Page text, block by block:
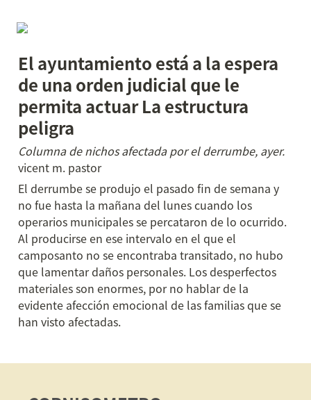
El ayuntamiento está a la espera
de una orden judicial que le
permita actuar La estructura
peligra
Columna de nichos afectada por el derrumbe, ayer.
vicent m. pastor
El derrumbe se produjo el pasado fin de semana y
no fue hasta la mañana del lunes cuando los
operarios municipales se percataron de lo ocurrido.
Al producirse en ese intervalo en el que el
camposanto no se encontraba transitado, no hubo
que lamentar daños personales. Los desperfectos
materiales son enormes, por no hablar de la
evidente afección emocional de las familias que se
han visto afectadas.